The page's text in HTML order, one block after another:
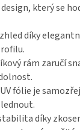
který se
díky
rám zaručí
fólie je
díky